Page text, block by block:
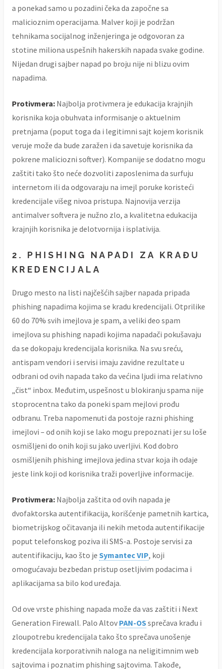
a ponekad samo u pozadini čeka da započne sa
malicioznim operacijama. Malver koji je podržan
tehnikama socijalnog inženjeringa je odgovoran za
stotine miliona uspešnih hakerskih napada svake godine.
Nijedan drugi sajber napad po broju nije ni blizu ovim
napadima.
Protivmera: Najbolja protivmera je edukacija krajnjih
korisnika koja obuhvata informisanje o aktuelnim
pretnjama (poput toga da i legitimni sajt kojem korisnik
veruje može da bude zaražen i da savetuje korisnika da
pokrene maliciozni softver). Kompanije se dodatno mogu
zaštiti tako što neće dozvoliti zaposlenima da surfuju
internetom ili da odgovaraju na imejl poruke koristeći
kredencijale višeg nivoa pristupa. Najnovija verzija
antimalver softvera je nužno zlo, a kvalitetna edukacija
krajnjih korisnika je delotvornija i isplativija.
2. PHISHING NAPADI ZA KRAĐU
KREDENCIJALA
Drugo mesto na listi najčešćih sajber napada pripada
phishing napadima kojima se kradu kredencijali. Otprilike
60 do 70% svih imejlova je spam, a veliki deo spam
imejlova su phishing napadi kojima napadači pokušavaju
da se dokopaju kredencijala korisnika. Na svu sreću,
antispam vendori i servisi imaju zavidne rezultate u
odbrani od ovih napada tako da većina ljudi ima relativno
„čist“ inbox. Međutim, uspešnost u blokiranju spama nije
stoprocentna tako da poneki spam mejlovi prođu
odbranu. Treba napomenuti da postoje razni phishing
imejlovi – od onih koji se lako mogu prepoznati jer su loše
osmišljeni do onih koji su jako uverljivi. Kod dobro
osmišljenih phishing imejlova jedina stvar koja ih odaje
jeste link koji od korisnika traži poverljive informacije.
Protivmera: Najbolja zaštita od ovih napada je
dvofaktorska autentifikacija, korišćenje pametnih kartica,
biometrijskog očitavanja ili nekih metoda autentifikacije
poput telefonskog poziva ili SMS-a. Postoje servisi za
autentifikaciju, kao što je Symantec VIP, koji
omogućavaju bezbedan pristup osetljivim podacima i
aplikacijama sa bilo kod uređaja.
Od ove vrste phishing napada može da vas zaštiti i Next
Generation Firewall. Palo Altov PAN-OSsprečava krađu i
zloupotrebu kredencijala tako što sprečava unošenje
kredencijala korporativnih naloga na neligitimnim web
sajtovima i poznatim phishing sajtovima. Takođe,